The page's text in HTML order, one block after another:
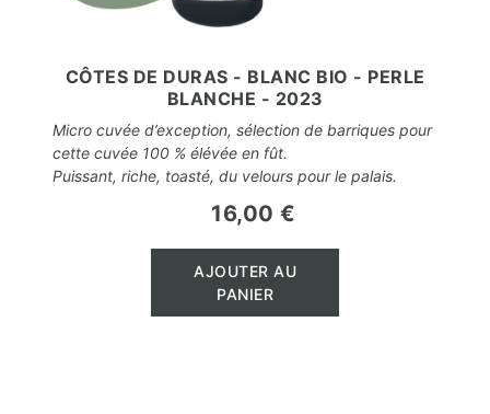
CÔTES DE DURAS - BLANC BIO - PERLE
BLANCHE - 2023
Micro cuvée d’exception, sélection de barriques pour
cette cuvée 100 % élévée en fût.
Puissant, riche, toasté, du velours pour le palais.
Prix
16,00 €
AJOUTER AU
PANIER